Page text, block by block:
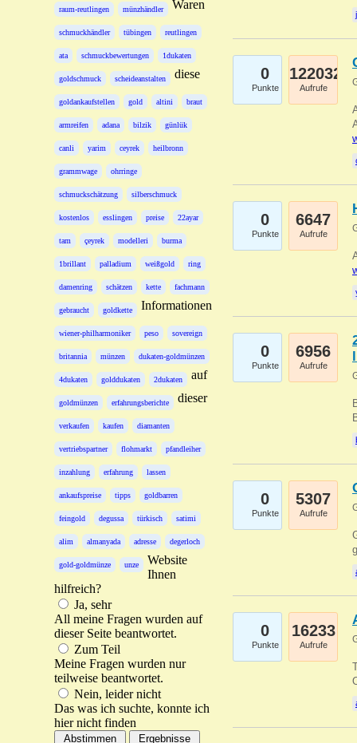
raum-reutlingen münzhändler
schmuckhändler tübingen reutlingen
ata schmuckbewertungen 1dukaten
goldschmuck scheideanstalten
goldankaufstellen gold altini braut
armreifen adana bilzik günlük
canli yarim ceyrek heilbronn
grammwage ohrringe
schmuckschätzung silberschmuck
kostenlos esslingen preise 22ayar
tam çeyrek modelleri burma
1brillant palladium weißgold ring
damenring schätzen kette fachmann
gebraucht goldkette
wiener-philharmoniker peso sovereign
britannia münzen dukaten-goldmünzen
4dukaten golddukaten 2dukaten
goldmünzen erfahrungsberichte
verkaufen kaufen diamanten
vertriebspartner flohmarkt pfandleiher
inzahlung erfahrung lassen
ankaufspreise tipps goldbarren
feingold degussa türkisch satimi
alim almanyada adresse degerloch
gold-goldmünze unze
Waren
diese
Informationen
auf
dieser
Website
Ihnen
hilfreich?
Ja, sehr
All meine Fragen wurden auf
dieser Seite beantwortet.
Zum Teil
Meine Fragen wurden nur
teilweise beantwortet.
Nein, leider nicht
Das was ich suchte, konnte ich
hier nicht finden
0
Punkte
122032
Aufrufe
0
Punkte
6647
Aufrufe
0
Punkte
6956
Aufrufe
0
Punkte
5307
Aufrufe
0
Punkte
16233
Aufrufe